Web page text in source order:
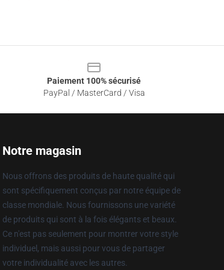
Paiement 100% sécurisé
PayPal / MasterCard / Visa
Notre magasin
Nous offrons des produits de haute qualité qui
sont spécifiquement conçus par notre équipe de
classe mondiale. Nous fournissons une variété
de produits qui sont à la fois élégants et beaux.
Ce n'est pas seulement pour montrer votre style
individuel, mais aussi pour vous de partager
votre individualité avec les autres.